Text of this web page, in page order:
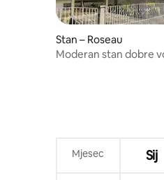
Stan – Roseau
Moderan stan dobre
Mjesec Sij